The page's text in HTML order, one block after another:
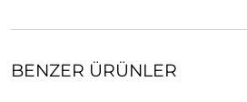
BENZER ÜRÜNLER